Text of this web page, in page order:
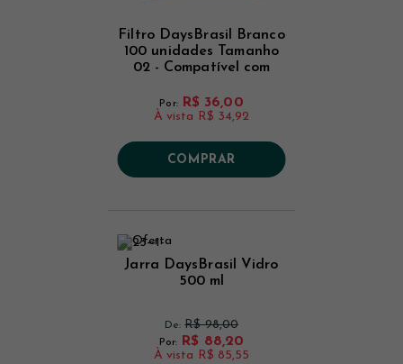
Filtro DaysBrasil Branco
100 unidades Tamanho
02 - Compatível com
Por: R$ 36,00
À vista R$ 34,92
COMPRAR
Jarra DaysBrasil Vidro
500 ml
De:R$ 98,00
Por: R$ 88,20
À vista R$ 85,55